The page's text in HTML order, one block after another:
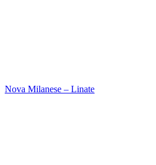
Nova Milanese – Linate